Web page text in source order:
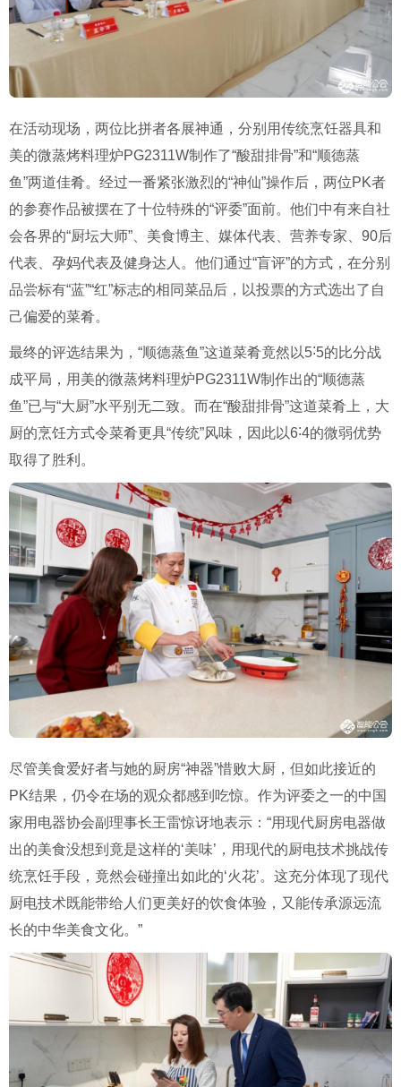
在活动现场，两位比拼者各展神通，分别用传统烹饪器具和
美的微蒸烤料理炉PG2311W制作了“酸甜排骨”和“顺德蒸
鱼”两道佳肴。经过一番紧张激烈的“神仙”操作后，两位PK者
的参赛作品被摆在了十位特殊的“评委”面前。他们中有来自社
会各界的“厨坛大师”、美食博主、媒体代表、营养专家、90后
代表、孕妈代表及健身达人。他们通过“盲评”的方式，在分别
品尝标有“蓝”“红”标志的相同菜品后，以投票的方式选出了自
己偏爱的菜肴。
最终的评选结果为，“顺德蒸鱼”这道菜肴竟然以5˸5的比分战
成平局，用美的微蒸烤料理炉PG2311W制作出的“顺德蒸
鱼”已与“大厨”水平别无二致。而在“酸甜排骨”这道菜肴上，大
厨的烹饪方式令菜肴更具“传统”风味，因此以6˸4的微弱优势
取得了胜利。
尽管美食爱好者与她的厨房“神器”惜败大厨，但如此接近的
PK结果，仍令在场的观众都感到吃惊。作为评委之一的中国
家用电器协会副理事长王雷惊讶地表示：“用现代厨房电器做
出的美食没想到竟是这样的‘美味’，用现代的厨电技术挑战传
统烹饪手段，竟然会碰撞出如此的‘火花’。这充分体现了现代
厨电技术既能带给人们更美好的饮食体验，又能传承源远流
长的中华美食文化。”